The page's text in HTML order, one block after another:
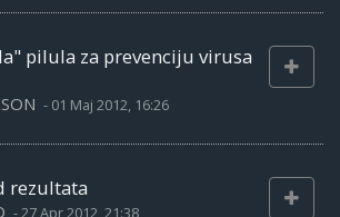
pilula za prevenciju virusa
- 01 Maj 2012, 16:26
rezultata
-27 Apr 2012, 21:38